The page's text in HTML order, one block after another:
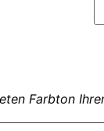
Farbton